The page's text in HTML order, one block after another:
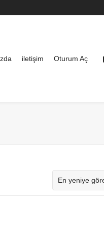
iletişim Oturum Aç